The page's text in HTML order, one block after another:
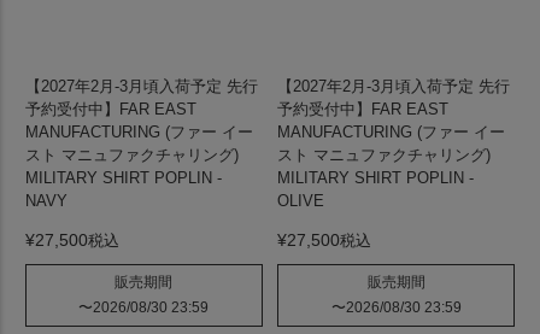
【2027年2月-3月頃入荷予定 先行
予約受付中】FAR EAST
MANUFACTURING (ファー イー
スト マニュファクチャリング)
MILITARY SHIRT POPLIN -
NAVY
¥27,500税込
販売期間
〜2026/08/30 23:59
【2027年2月-3月頃入荷予定 先行
予約受付中】FAR EAST
MANUFACTURING (ファー イー
スト マニュファクチャリング)
MILITARY SHIRT POPLIN -
OLIVE
¥27,500税込
販売期間
〜2026/08/30 23:59